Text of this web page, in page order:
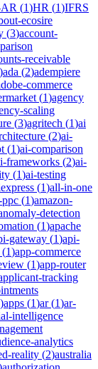
(1)HR (1)IFRS
ecosire
(3)account-
receivable
)ada (2)adempiere
commerce
(1)agency
scaling
(3)agritech (1)ai
(2)ai-
(1)ai-comparison
frameworks (2)ai-
(1)ai-testing
(1)all-in-one
ppc (1)amazon-
detection
(1)apache
gateway (1)api-
(1)app-commerce
(1)app-router
tracking
)apps (1)ar(1)ar-
intelligence
analytics
reality (2)australia